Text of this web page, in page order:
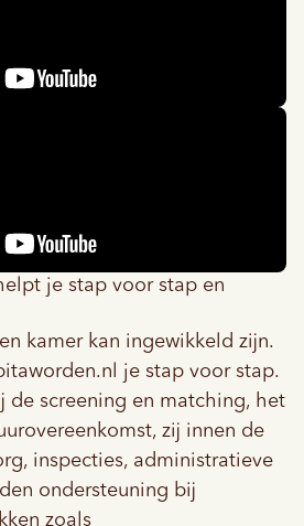
je stap voor stap en
kamer kan ingewikkeld zijn.
je stap voor stap.
de screening en matching, het
zij innen de
inspecties, administratieve
ondersteuning bij
zoals